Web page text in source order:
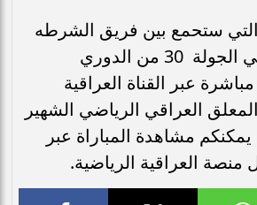
التي ستحمع بين فريق الشرطه
وفريق القاسم في الجولة 30 من الدوري
عبر القناة العراقية
العراقي الرياضي الشهير
مشاهدة المباراة عبر
منصة العراقية الرياضية.